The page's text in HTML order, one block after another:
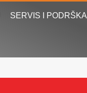
SERVIS I PODRŠKA